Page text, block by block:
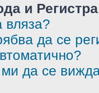
и
да се
да се